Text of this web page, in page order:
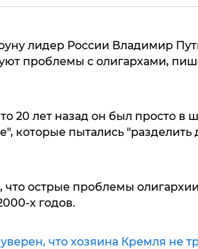
лидер России Владимир
проблемы с олигархами,
20 лет назад он был просто в
которые пытались "разделить
острые проблемы
х годов.
что хозяина Кремля не